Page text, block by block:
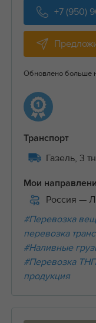
+7 (950)
Обновлено больше
Транспорт
Газель, 3
Мои
Россия —
#Перевозка
перевозка
#Наливные
#Перевозка ТНП
продукция